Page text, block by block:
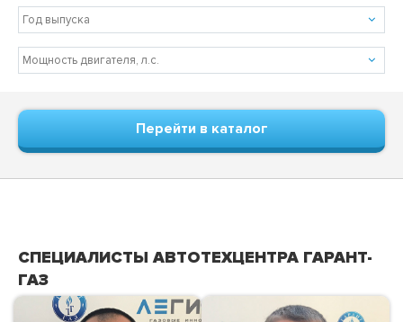
Перейти в каталог
СПЕЦИАЛИСТЫ АВТОТЕХЦЕНТРА ГАРАНТ-
ГАЗ